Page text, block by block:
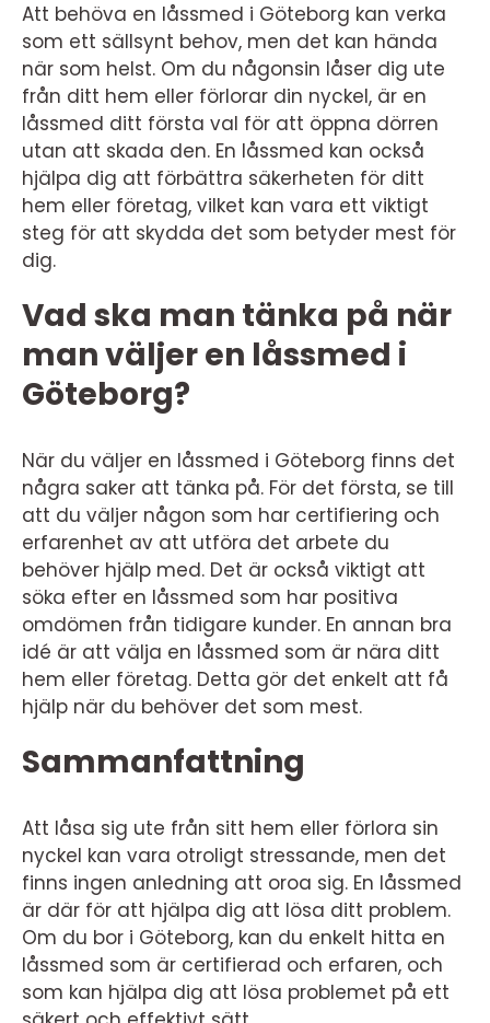
Att behöva en låssmed i Göteborg kan verka
som ett sällsynt behov, men det kan hända
när som helst. Om du någonsin låser dig ute
från ditt hem eller förlorar din nyckel, är en
låssmed ditt första val för att öppna dörren
utan att skada den. En låssmed kan också
hjälpa dig att förbättra säkerheten för ditt
hem eller företag, vilket kan vara ett viktigt
steg för att skydda det som betyder mest för
dig.
Vad ska man tänka på när
man väljer en låssmed i
Göteborg?
När du väljer en låssmed i Göteborg finns det
några saker att tänka på. För det första, se till
att du väljer någon som har certifiering och
erfarenhet av att utföra det arbete du
behöver hjälp med. Det är också viktigt att
söka efter en låssmed som har positiva
omdömen från tidigare kunder. En annan bra
idé är att välja en låssmed som är nära ditt
hem eller företag. Detta gör det enkelt att få
hjälp när du behöver det som mest.
Sammanfattning
Att låsa sig ute från sitt hem eller förlora sin
nyckel kan vara otroligt stressande, men det
finns ingen anledning att oroa sig. En låssmed
är där för att hjälpa dig att lösa ditt problem.
Om du bor i Göteborg, kan du enkelt hitta en
låssmed som är certifierad och erfaren, och
som kan hjälpa dig att lösa problemet på ett